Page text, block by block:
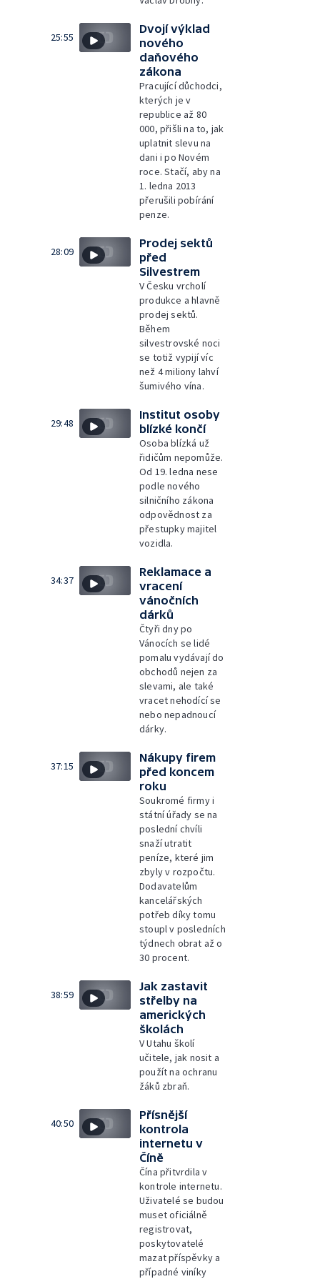
25:55
Dvojí výklad
nového
daňového
zákona
Pracující důchodci,
kterých je v
republice až 80
000, přišli na to, jak
uplatnit slevu na
dani i po Novém
roce. Stačí, aby na
1. ledna 2013
přerušili pobírání
penze.
28:09
Prodej sektů
před
Silvestrem
V Česku vrcholí
produkce a hlavně
prodej sektů.
Během
silvestrovské noci
se totiž vypijí víc
než 4 miliony lahví
šumivého vína.
29:48
Institut osoby
blízké končí
Osoba blízká už
řidičům nepomůže.
Od 19. ledna nese
podle nového
silničního zákona
odpovědnost za
přestupky majitel
vozidla.
34:37
Reklamace a
vracení
vánočních
dárků
Čtyři dny po
Vánocích se lidé
pomalu vydávají do
obchodů nejen za
slevami, ale také
vracet nehodící se
nebo nepadnoucí
dárky.
37:15
Nákupy firem
před koncem
roku
Soukromé firmy i
státní úřady se na
poslední chvíli
snaží utratit
peníze, které jim
zbyly v rozpočtu.
Dodavatelům
kancelářských
potřeb díky tomu
stoupl v posledních
týdnech obrat až o
30 procent.
38:59
Jak zastavit
střelby na
amerických
školách
V Utahu školí
učitele, jak nosit a
použít na ochranu
žáků zbraň.
40:50
Přísnější
kontrola
internetu v
Číně
Čína přitvrdila v
kontrole internetu.
Uživatelé se budou
muset oficiálně
registrovat,
poskytovatelé
mazat příspěvky a
případné viníky